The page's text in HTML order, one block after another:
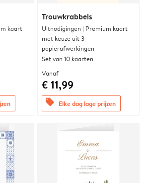
kaart
Trouwkrabbels
Uitnodigingen | Premium kaart
met keuze uit 3
papierafwerkingen
Set van 10 kaarten
Vanaf
€ 11,99
offers Elke dag lage prijzen